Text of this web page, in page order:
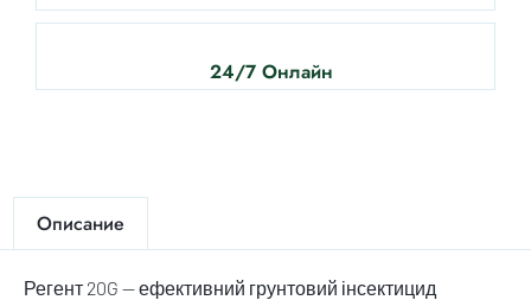
24/7 Онлайн
Описание
Регент 20G — ефективний грунтовий інсектицид